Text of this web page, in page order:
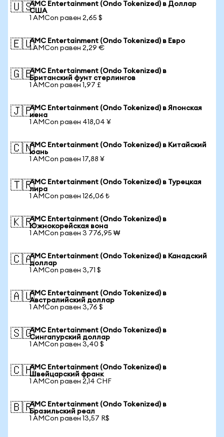
🇺🇸AMC Entertainment (Ondo Tokenized) в Доллар
США
1 AMCon равен 2,65 $
🇪🇺AMC Entertainment (Ondo Tokenized) в Евро
1 AMCon равен 2,29 €
🇬🇧AMC Entertainment (Ondo Tokenized) в
Британский фунт стерлингов
1 AMCon равен 1,97 £
🇯🇵AMC Entertainment (Ondo Tokenized) в Японская
иена
1 AMCon равен 418,04 ¥
🇨🇳AMC Entertainment (Ondo Tokenized) в Китайский
юань
1 AMCon равен 17,88 ¥
🇹🇷AMC Entertainment (Ondo Tokenized) в Турецкая
лира
1 AMCon равен 126,06 ₺
🇰🇷AMC Entertainment (Ondo Tokenized) в
Южнокорейская вона
1 AMCon равен 3 776,95 ₩
🇨🇦AMC Entertainment (Ondo Tokenized) в Канадский
доллар
1 AMCon равен 3,71 $
🇦🇺AMC Entertainment (Ondo Tokenized) в
Австралийский доллар
1 AMCon равен 3,76 $
🇸🇬AMC Entertainment (Ondo Tokenized) в
Сингапурский доллар
1 AMCon равен 3,40 $
🇨🇭AMC Entertainment (Ondo Tokenized) в
Швейцарский франк
1 AMCon равен 2,14 CHF
🇧🇷AMC Entertainment (Ondo Tokenized) в
Бразильский реал
1 AMCon равен 13,57 R$